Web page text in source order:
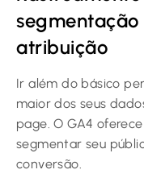
atribuição
Ir além do básico
maior dos seus
page. O GA4
segmentar seu
conversão.